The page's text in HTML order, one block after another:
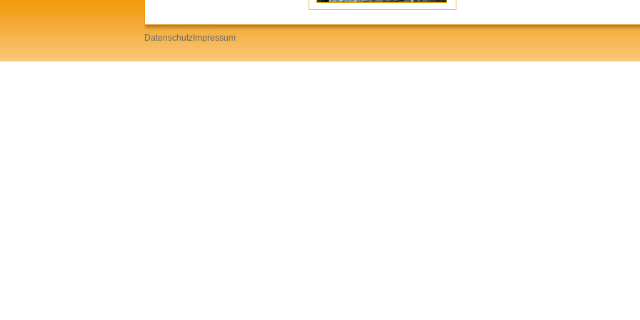
Datenschutz Impressum